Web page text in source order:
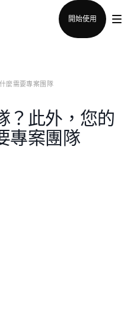
開始使用
麼需要專案團隊
？此外，您的
專案團隊